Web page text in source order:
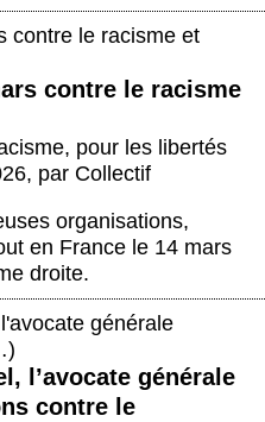
contre le racisme
pour les libertés
, par Collectif
organisations,
en France le 14 mars
droite.
l’avocate générale
contre le